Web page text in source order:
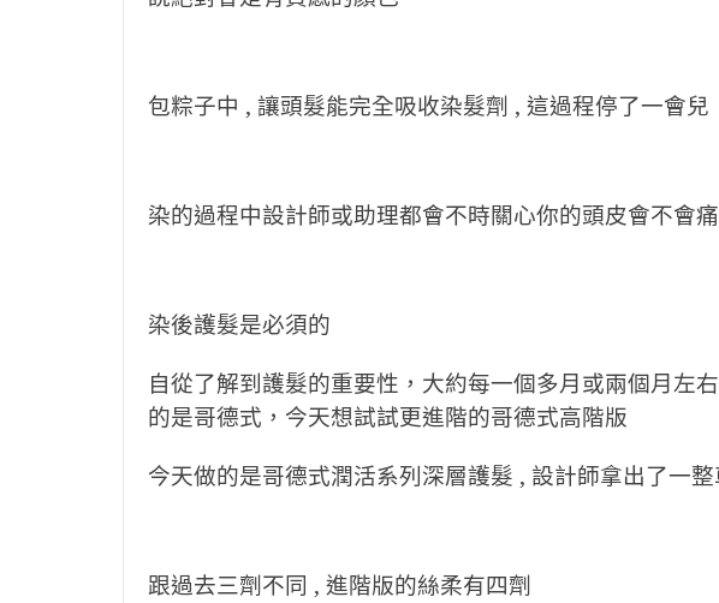
包粽子中 , 讓頭髮能完全吸收染髮劑 , 這過程停了一會兒
染的過程中設計師或助理都會不時關心你的頭皮會不會
染後護髮是必須的
自從了解到護髮的重要性，大約每一個多月或兩個月左
的是哥德式，今天想試試更進階的哥德式高階版
今天做的是哥德式潤活系列深層護髮 , 設計師拿出了一
跟過去三劑不同 , 進階版的絲柔有四劑